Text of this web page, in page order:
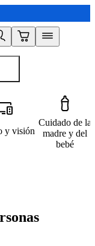
y visión
Cuidado de la
madre y del
bebé